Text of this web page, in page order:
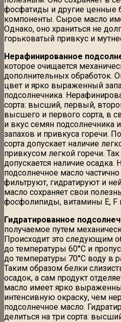
фосфатиды и другие ценные
компоненты. Сырое масло
Однако, оно храниться не
горьковатый привкус и
Нерафинированное
которое очищается
дополнительных обработок.
цвет и ярко выраженный
подсолнечника.
сорта: высший, первый,
высшего и первого сорта, в
и вкус семян подсолнечника
запахов и привкуса горечи.
сорта допускает наличие
привкусом легкой горечи.
допускается наличие
подсолнечное масло
фильтруют, гидратируют и
масло сохраняет свои
фосфолипиды, витамины E, F
Гидратированное
получаемое путем
Происходит это следующим
до температуры 60°С и
до температуры 70°С воду в
Таким образом белки
осадок, а сам продукт
масло имеет ярко
интенсивную окраску, чем
подсолнечное масло.
делиться на три сорта: